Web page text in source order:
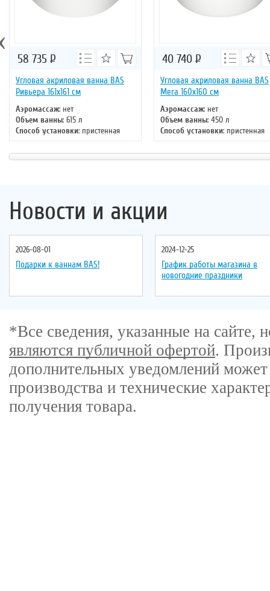
Угловая акриловая ванна BAS
Ривьера 161х161 см
Аэромассаж: нет
Объем ванны: 615 л
Способ установки: пристенная
Хромотерапия: нет
Длина: 161 см
Ширина: 161 см
58 735 Р
Угловая акриловая ванна BAS
Мега 160х160 см
Аэромассаж: нет
Объем ванны: 450 л
Способ установки: пристенная
Хромотерапия: нет
Длина: 160 см
Ширина: 160 см
40 740 Р
Новости и акции
2026-08-01
Подарки к ваннам BAS!
2024-12-25
График работы магазина в
новогодние праздники
*Все сведения, указанные на
являются публичной офертой.
дополнительных уведомлений
производства и технические
получения товара.